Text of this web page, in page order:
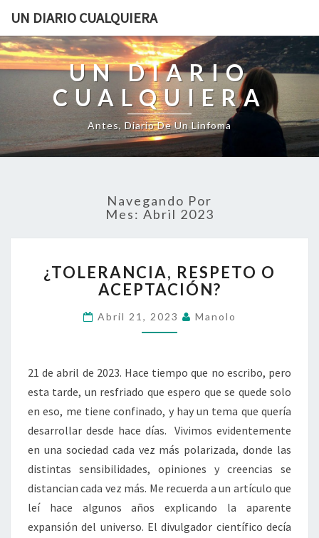
UN DIARIO CUALQUIERA
UN DIARIO
CUALQUIERA
Antes, Diario De Un Linfoma
Navegando Por
Mes: Abril 2023
RESPETO
O
¿TOLERANCIA, RESPETO O
ACEPTACIÓN?
Abril 21, 2023 Manolo
21 de abril de 2023. Hace tiempo que no escribo, pero
esta tarde, un resfriado que espero que se quede solo
en eso, me tiene confinado, y hay un tema que quería
desarrollar desde hace días. Vivimos evidentemente
en una sociedad cada vez más polarizada, donde las
distintas sensibilidades, opiniones y creencias se
distancian cada vez más. Me recuerda a un artículo que
leí hace algunos años explicando la aparente
expansión del universo. El divulgador científico decía